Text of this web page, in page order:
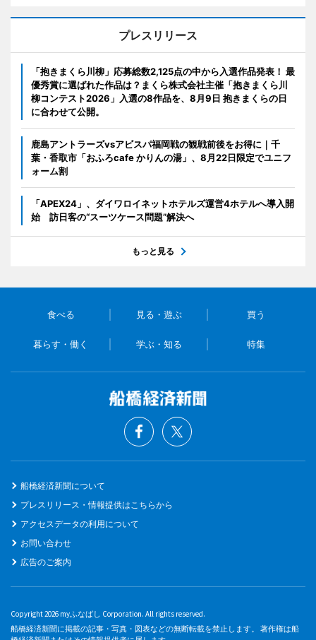
プレスリリース
「抱きまくら川柳」応募総数2,125点の中から入選作品発表！ 最
優秀賞に選ばれた作品は？まくら株式会社主催「抱きまくら川
柳コンテスト2026」入選の8作品を、8月9日 抱きまくらの日
に合わせて公開。
鹿島アントラーズvsアビスパ福岡戦の観戦前後をお得に｜千
葉・香取市「おふろcafe かりんの湯」、8月22日限定でユニフ
ォーム割
「APEX24」、ダイワロイネットホテルズ運営4ホテルへ導入開
始 訪日客の“スーツケース問題”解決へ
もっと見る
食べる 見る・遊ぶ 買う
暮らす・働く 学ぶ・知る 特集
船橋経済新聞について
プレスリリース・情報提供はこちらから
アクセスデータの利用について
お問い合わせ
広告のご案内
Copyright 2026 myふなばし Corporation. All rights reserved.
船橋経済新聞に掲載の記事・写真・図表などの無断転載を禁止します。 著作権は船